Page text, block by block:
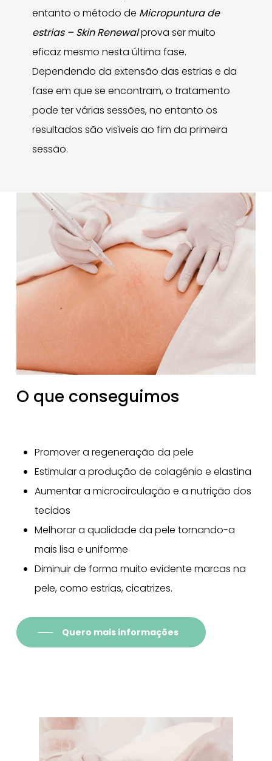
entanto o método de Micropuntura de
estrias – Skin Renewalprova ser muito
eficaz mesmo nesta última fase.
Dependendo da extensão das estrias e da
fase em que se encontram, o tratamento
pode ter várias sessões, no entanto os
resultados são visíveis ao fim da primeira
sessão.
O que conseguimos
Promover a regeneração da pele
Estimular a produção de colagénio e elastina
Aumentar a microcirculação e a nutrição dos
tecidos
Melhorar a qualidade da pele tornando-a
mais lisa e uniforme
Diminuir de forma muito evidente marcas na
pele, como estrias, cicatrizes.
Quero mais informações